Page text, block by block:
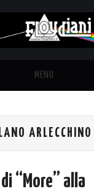
MENU
ARLECCHINO
“More” alla